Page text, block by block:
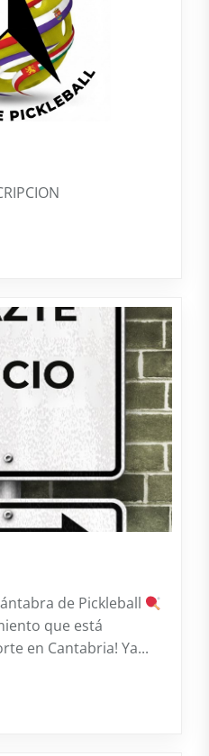
de Pickleball
que está
en Cantabria! Ya...